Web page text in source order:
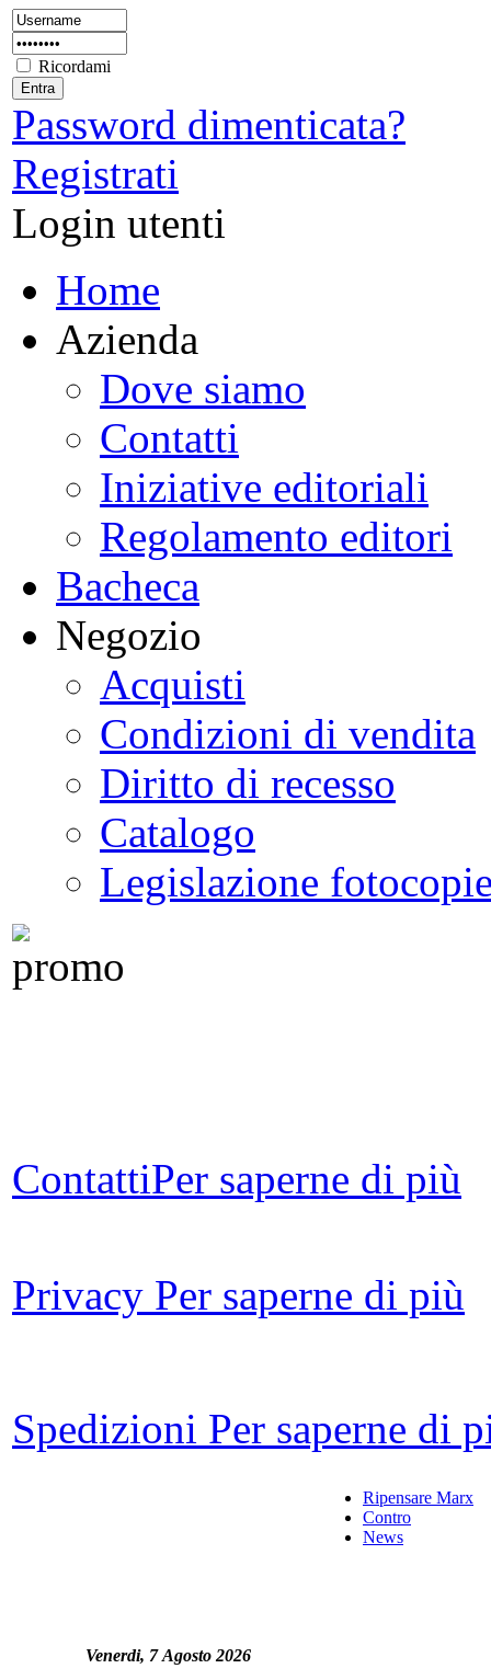
Ricordami
Password dimenticata?
Registrati
Login utenti
Home
Azienda
Dove siamo
Contatti
Iniziative editoriali
Regolamento editori
Bacheca
Negozio
Acquisti
Condizioni di vendita
Diritto di recesso
Catalogo
Legislazione
ContattiPer saperne di più
Privacy Per saperne di più
Spedizioni Per saperne di
Venerdi, 7 Agosto 2026
Ripensare Marx
Contro
News